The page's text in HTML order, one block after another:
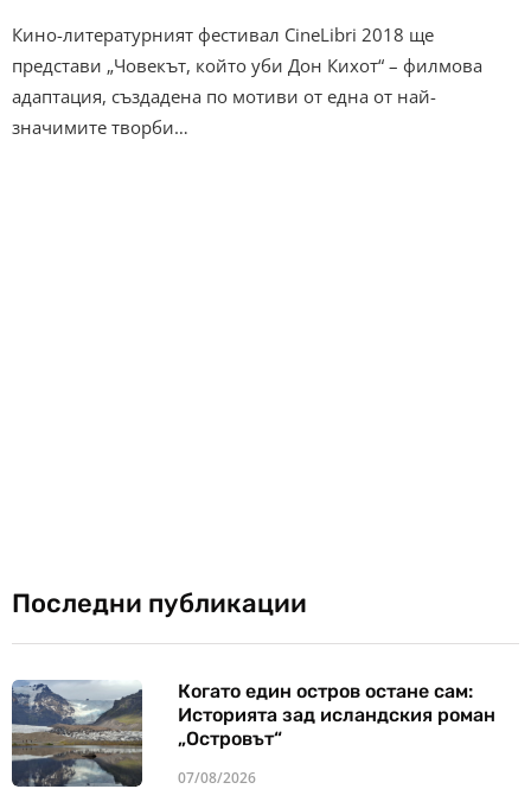
Кино-литературният фестивал CineLibri 2018 ще
представи „Човекът, който уби Дон Кихот“ – филмова
адаптация, създадена по мотиви от една от най-
значимите творби…
Последни публикации
Когато един остров остане сам:
Историята зад исландския роман
„Островът“
07/08/2026